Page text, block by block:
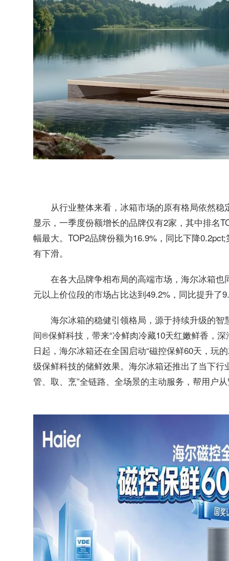
从行业整体来看，冰箱市场的原有格局依然
显示，一季度份额增长的品牌仅有2家，其中排名
幅最大。TOP2品牌份额为16.9%，同比下降
有下滑。
在各大品牌争相布局的高端市场，海尔冰箱
元以上价位段的市场占比达到49.2%，同比提升了
海尔冰箱的稳健引领格局，源于持续升级的智
间®保鲜科技，带来“冷鲜肉冷藏10天红嫩鲜香，
日起，海尔冰箱还在全国启动“磁控保鲜60天，玩
级保鲜科技的储鲜效果。海尔冰箱还推出了当下
管、取、烹”全链路、全场景的主动服务，帮用户